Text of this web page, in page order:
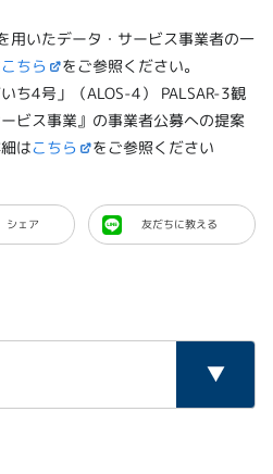
用いたデータ・サービス事業者の一
こちら
をご参照ください。
ち4号」（ALOS-4） PALSAR-3観
ビス事業』の事業者公募への提案
はこちら をご参照ください
シェア 友だちに教える